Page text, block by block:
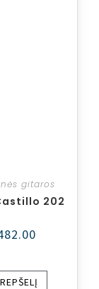
gitaros
202